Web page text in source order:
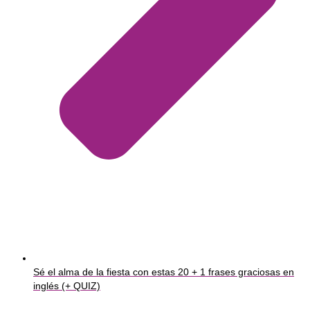
Sé el alma de la fiesta con estas 20 + 1 frases graciosas en
inglés (+ QUIZ)